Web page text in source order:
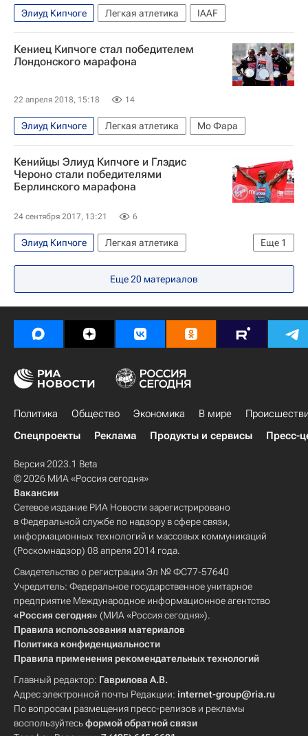
Элиуд Кипчоге Легкая атлетика IAAF
Кениец Кипчоге стал победителем
Лондонского марафона
22 апреля 2018, 15:18 14
Элиуд Кипчоге Легкая атлетика Мо Фара
Кенийцы Элиуд Кипчоге и Глэдис
Чероно стали победителями
Берлинского марафона
24 сентября 2017, 13:21 6
Еще 1
Элиуд Кипчоге
Легкая атлетика
Другие виды спорта
Еще20 материалов
Политика Общество Экономика В мире
Спецпроекты
Реклама Продукты и сервисы Пресс-
Версия 2023.1 Beta
© 2026 МИА «Россия сегодня»
Вакансии
Сетевое издание РИА Новости зарегистрировано
в Федеральной службе по надзору в сфере связи,
информационных технологий и массовых коммуникаций
(Роскомнадзор) 08 апреля 2014 года.
Свидетельство о регистрации Эл № ФС77-57640
Учредитель: Федеральное государственное унитарное
предприятие Международное информационное агентство
«Россия сегодня» (МИА «Россия сегодня»).
Правила использования материалов
Политика конфиденциальности
Правила применения рекомендательных технологий
Главный редактор: Гаврилова А.В.
Адрес электронной почты Редакции: internet-group@ria.ru
По вопросам размещения пресс-релизов и рекламы
воспользуйтесьформой обратной связи